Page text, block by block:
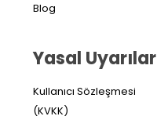
Blog
Yasal Uyarılar
Kullanıcı Sözleşmesi
(KVKK)